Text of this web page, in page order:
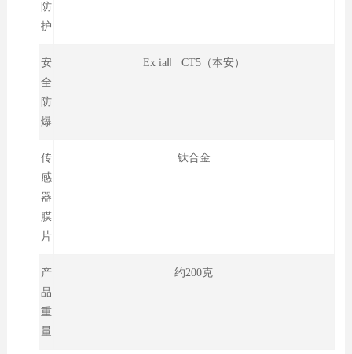
防
护
安
全
防
爆
Ex iaⅡ CT5（本安）
传
感
器
膜
片
钛合金
产
品
重
量
约200克